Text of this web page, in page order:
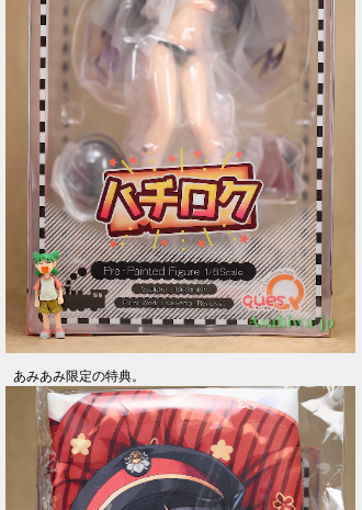
あみあみ限定の特典。